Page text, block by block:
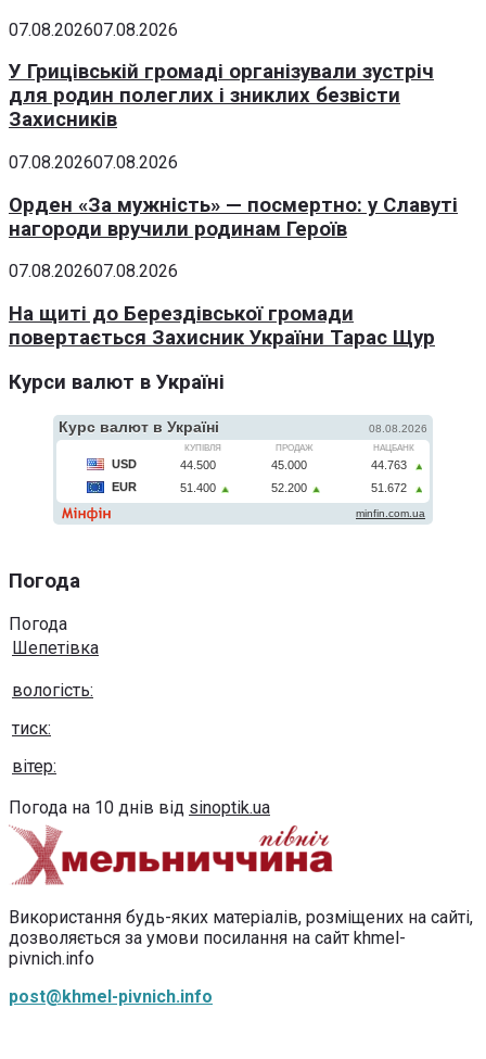
07.08.202607.08.2026
У Грицівській громаді організували зустріч
для родин полеглих і зниклих безвісти
Захисників
07.08.202607.08.2026
Орден «За мужність» — посмертно: у Славуті
нагороди вручили родинам Героїв
07.08.202607.08.2026
На щиті до Берездівської громади
повертається Захисник України Тарас Щур
Курси валют в Україні
Погода
Погода
Шепетівка
вологість:
тиск:
вітер:
Погода на 10 днів від sinoptik.ua
Використання будь-яких матеріалів, розміщених на сайті,
дозволяється за умови посилання на сайт khmel-
pivnich.info
post@khmel-pivnich.info